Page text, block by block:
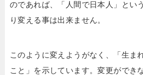
のであれば、「人間で日本人」とい
り変える事は出来ません。
このように変えようがなく、「生ま
こと」を示しています。変更ができ